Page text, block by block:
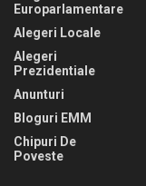
Europarlamentare
Alegeri Locale
Alegeri
Prezidentiale
Anunturi
Bloguri EMM
Chipuri De
Poveste